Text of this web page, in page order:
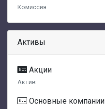
Комиссия
Активы
Акции
Актив
Основные компании